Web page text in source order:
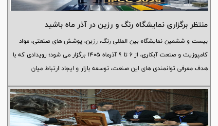
منتظر برگزاری نمایشگاه رنگ و رزین در آذر ماه باشید
بیست و ششمین نمایشگاه بین المللی رنگ، رزین، پوشش های صنعتی، مواد
کامپوزیت و صنعت آبکاری، از ۶ تا ۹ آذرماه ۱۴۰۵ برگزار می شود؛ رویدادی که با
هدف معرفی توانمندی های این صنعت، توسعه بازار و ایجاد ارتباط میان